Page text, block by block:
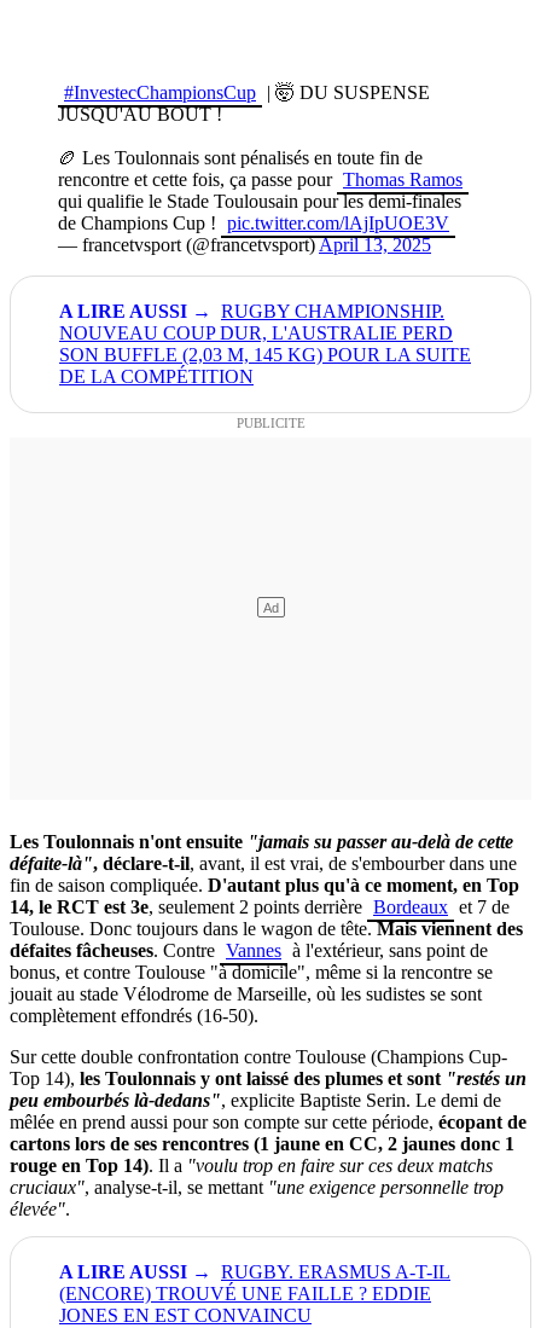
#InvestecChampionsCup | 🤯 DU SUSPENSE
JUSQU'AU BOUT !
🏉 Les Toulonnais sont pénalisés en toute fin de
rencontre et cette fois, ça passe pour Thomas Ramos
qui qualifie le Stade Toulousain pour les demi-finales
de Champions Cup ! pic.twitter.com/lAjIpUOE3V
— francetvsport (@francetvsport)April 13, 2025
RUGBY CHAMPIONSHIP.
NOUVEAU COUP DUR, L'AUSTRALIE PERD
SON BUFFLE (2,03 M, 145 KG) POUR LA SUITE
DE LA COMPÉTITION
Les Toulonnais n'ont ensuite "jamais su passer au-delà de cette
défaite-là", déclare-t-il, avant, il est vrai, de s'embourber dans une
fin de saison compliquée. D'autant plus qu'à ce moment, en Top
14, le RCT est 3e, seulement 2 points derrière Bordeaux et 7 de
Toulouse. Donc toujours dans le wagon de tête.Mais viennent des
défaites fâcheuses. Contre Vannes à l'extérieur, sans point de
bonus, et contre Toulouse "à domicile", même si la rencontre se
jouait au stade Vélodrome de Marseille, où les sudistes se sont
complètement effondrés (16-50).
Sur cette double confrontation contre Toulouse (Champions Cup-
Top 14), les Toulonnais y ont laissé des plumes et sont "restés un
peu embourbés là-dedans", explicite Baptiste Serin. Le demi de
mêlée en prend aussi pour son compte sur cette période, écopant de
cartons lors de ses rencontres (1 jaune en CC, 2 jaunes donc 1
rouge en Top 14). Il a "voulu trop en faire sur ces deux matchs
cruciaux", analyse-t-il, se mettant "une exigence personnelle trop
élevée".
RUGBY. ERASMUS A-T-IL
(ENCORE) TROUVÉ UNE FAILLE ? EDDIE
JONES EN EST CONVAINCU